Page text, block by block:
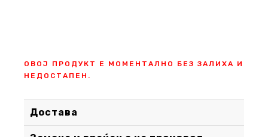
ОВОЈ ПРОДУКТ Е МОМЕНТАЛНО БЕЗ ЗАЛИХА И
НЕДОСТАПЕН.
Достава